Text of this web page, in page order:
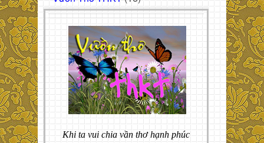
Khi ta vui chia vần thơ hạnh phúc